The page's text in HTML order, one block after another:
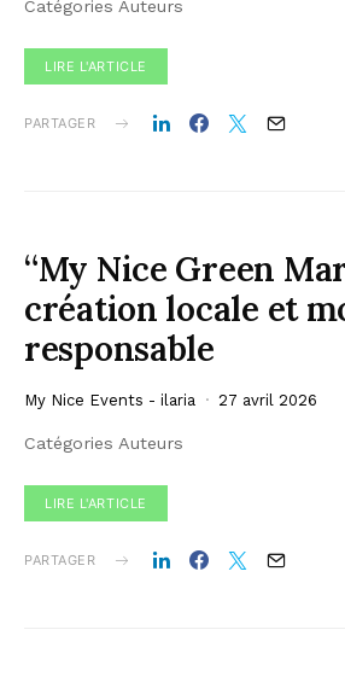
Catégories Auteurs
LIRE L'ARTICLE
PARTAGER
“My Nice Green
création locale et
responsable
My Nice Events - ilaria 27 avril 2026
Catégories Auteurs
LIRE L'ARTICLE
PARTAGER